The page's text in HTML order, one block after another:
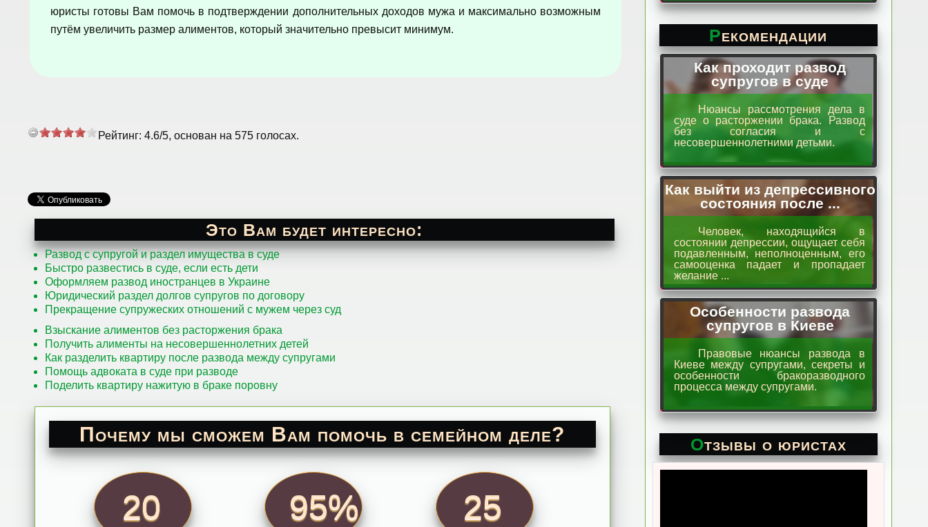
юристы готовы Вам помочь в подтверждении дополнительных доходов мужа и максимально возможным
путём увеличить размер алиментов, который значительно превысит минимум.
Рейтинг: 4.6/5, основан на 575 голосах.
Это Вам будет интересно:
Развод с супругой и раздел имущества в суде
Быстро развестись в суде, если есть дети
Оформляем развод иностранцев в Украине
Юридический раздел долгов супругов по договору
Прекращение супружеских отношений с мужем через суд
Взыскание алиментов без расторжения брака
Получить алименты на несовершеннолетних детей
Как разделить квартиру после развода между супругами
Помощь адвоката в суде при разводе
Поделить квартиру нажитую в браке поровну
Почему мы сможем Вам помочь в семейном деле?
20 95% 25
Рекомендации
Как проходит развод
супругов в суде
Нюансы рассмотрения дела в
суде о расторжении брака. Развод
без согласия и с
несовершеннолетними детьми.
Как выйти из депрессивного
состояния после ...
Человек, находящийся в
состоянии депрессии, ощущает себя
подавленным, неполноценным, его
самооценка падает и пропадает
желание ...
Особенности развода
супругов в Киеве
Правовые нюансы развода в
Киеве между супругами, секреты и
особенности бракоразводного
процесса между супругами.
Отзывы о юристах